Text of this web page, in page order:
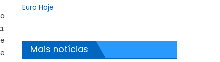
Euro Hoje
Mais notícias